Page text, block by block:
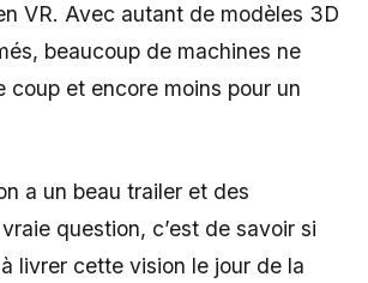
VR. Avec autant de modèles 3D
beaucoup de machines ne
coup et encore moins pour un
a un beau trailer et des
question, c’est de savoir si
livrer cette vision le jour de la